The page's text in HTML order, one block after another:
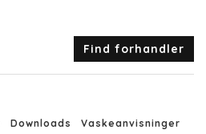
Find forhandler
Downloads Vaskeanvisninger